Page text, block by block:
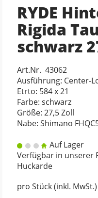
RYDE
Rigida
schwarz
Art.Nr. 43062
Ausführung: Center-
Etrto: 584 x 21
Farbe: schwarz
Größe: 27,5 Zoll
Nabe: Shimano
Auf Lager
Verfügbar in unserer
Huckarde
pro Stück (inkl. MwSt.)